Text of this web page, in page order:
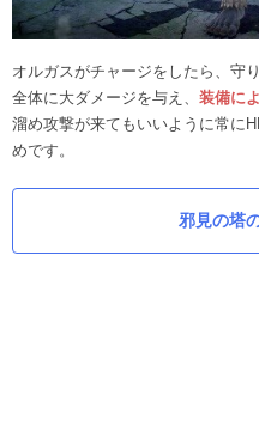
オルガスがチャージをしたら、守
全体に大ダメージを与え、 装備に
溜め攻撃が来てもいいように常に
めです。
邪見の塔